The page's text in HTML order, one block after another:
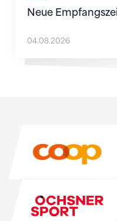
Neue
04.08.2026